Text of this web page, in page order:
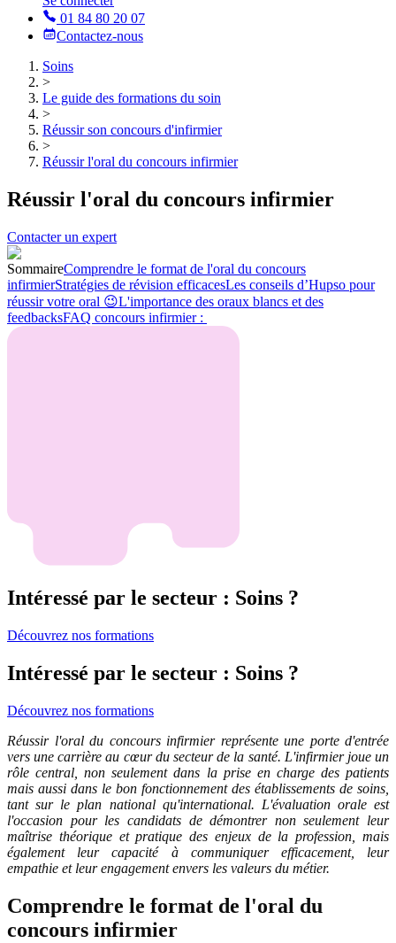
01 84 80 20 07
Contactez-nous
Soins
>
Le guide des formations du soin
>
Réussir son concours d'infirmier
>
Réussir l'oral du concours infirmier
Réussir l'oral du concours infirmier
Contacter un expert
SommaireComprendre le format de l'oral du concours
infirmierStratégies de révision efficacesLes conseils d’Hupso pour
réussir votre oral 😉L'importance des oraux blancs et des
feedbacksFAQ concours infirmier :
Intéressé par le secteur : Soins ?
Découvrez nos formations
Intéressé par le secteur : Soins ?
Découvrez nos formations
Réussir l'oral du concours infirmier représente une porte d'entrée
vers une carrière au cœur du secteur de la santé. L'infirmier joue un
rôle central, non seulement dans la prise en charge des patients
mais aussi dans le bon fonctionnement des établissements de soins,
tant sur le plan national qu'international. L'évaluation orale est
l'occasion pour les candidats de démontrer non seulement leur
maîtrise théorique et pratique des enjeux de la profession, mais
également leur capacité à communiquer efficacement, leur
empathie et leur engagement envers les valeurs du métier.
Comprendre le format de l'oral du
concours infirmier